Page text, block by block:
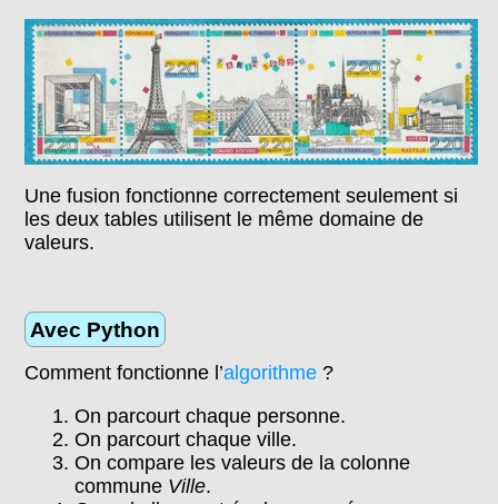
Une fusion fonctionne correctement seulement si
les deux tables utilisent le même domaine de
valeurs.
Avec Python
Comment fonctionne l’algorithme ?
On parcourt chaque personne.
On parcourt chaque ville.
On compare les valeurs de la colonne
commune Ville.